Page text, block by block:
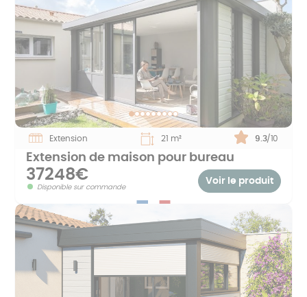
Extension 21 m² Note :
9.3/10
Extension de maison pour bureau
37248€
Disponible sur commande
Voir le produit